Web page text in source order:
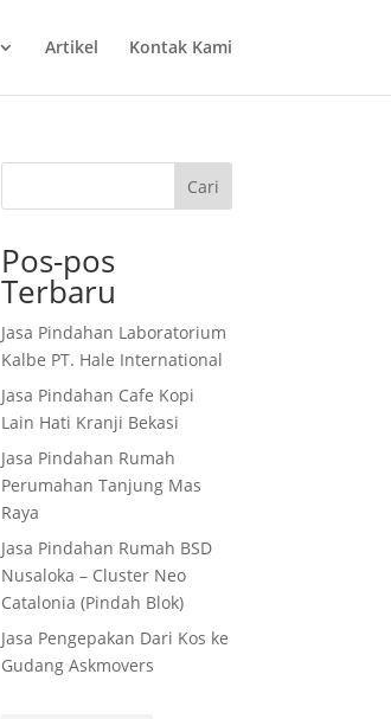
Artikel Kontak Kami
Cari
Pos-pos
Terbaru
Jasa Pindahan Laboratorium
Kalbe PT. Hale International
Jasa Pindahan Cafe Kopi
Lain Hati Kranji Bekasi
Jasa Pindahan Rumah
Perumahan Tanjung Mas
Raya
Jasa Pindahan Rumah BSD
Nusaloka – Cluster Neo
Catalonia (Pindah Blok)
Jasa Pengepakan Dari Kos ke
Gudang Askmovers